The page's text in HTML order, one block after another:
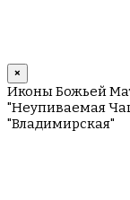
×
Иконы Божьей
"Неупиваемая
"Владимирская"